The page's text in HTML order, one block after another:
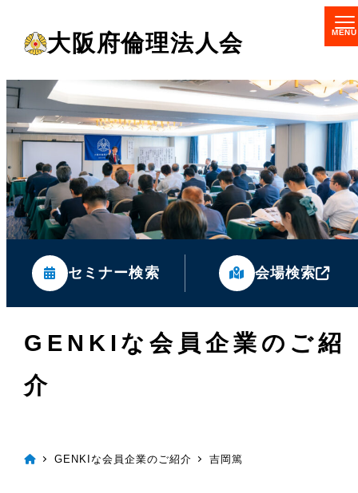
コ
ン
テ
ン
ツ
へ
大阪府倫理法人会
セミナー検索 会場検索
GENKIな会員企業のご紹
介
GENKIな会員企業のご紹介 吉岡篤